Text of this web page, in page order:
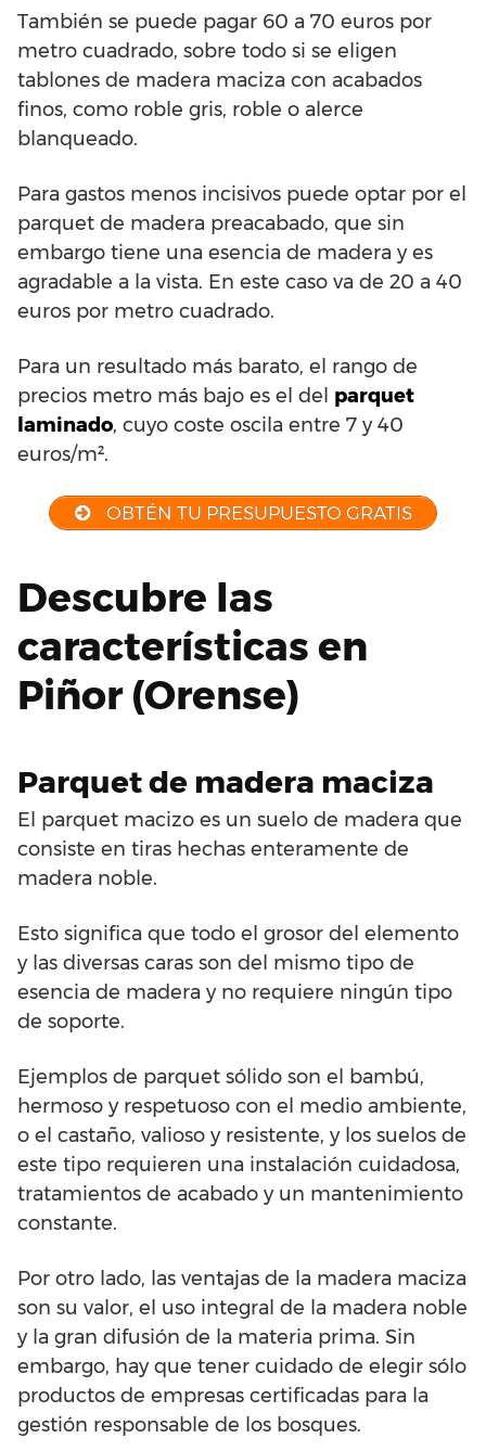
También se puede pagar 60 a 70 euros por
metro cuadrado, sobre todo si se eligen
tablones de madera maciza con acabados
finos, como roble gris, roble o alerce
blanqueado.
Para gastos menos incisivos puede optar por el
parquet de madera preacabado, que sin
embargo tiene una esencia de madera y es
agradable a la vista. En este caso va de 20 a 40
euros por metro cuadrado.
Para un resultado más barato, el rango de
precios metro más bajo es el del parquet
laminado, cuyo coste oscila entre 7 y 40
euros/m².
OBTÉN TU PRESUPUESTO GRATIS
Descubre las
características en
Piñor (Orense)
Parquet de madera maciza
El parquet macizo es un suelo de madera que
consiste en tiras hechas enteramente de
madera noble.
Esto significa que todo el grosor del elemento
y las diversas caras son del mismo tipo de
esencia de madera y no requiere ningún tipo
de soporte.
Ejemplos de parquet sólido son el bambú,
hermoso y respetuoso con el medio ambiente,
o el castaño, valioso y resistente, y los suelos de
este tipo requieren una instalación cuidadosa,
tratamientos de acabado y un mantenimiento
constante.
Por otro lado, las ventajas de la madera maciza
son su valor, el uso integral de la madera noble
y la gran difusión de la materia prima. Sin
embargo, hay que tener cuidado de elegir sólo
productos de empresas certificadas para la
gestión responsable de los bosques.